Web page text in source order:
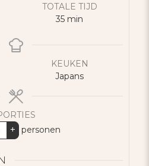
TOTALE TIJD
35minuten
min
KEUKEN
Japans
+ personen